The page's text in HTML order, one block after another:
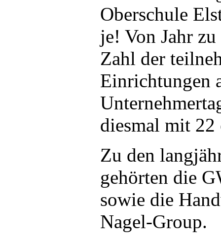
Oberschule
je! Von Jahr
Zahl der
Einrichtungen
diesmal mit
Zu den
gehörten die
sowie die
Nagel-Group.